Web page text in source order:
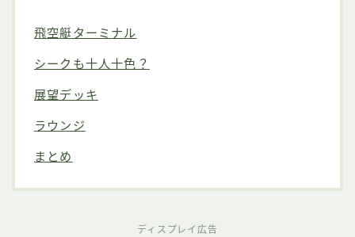
飛空艇ターミナル
シークも十人十色？
展望デッキ
ラウンジ
まとめ
ディスプレイ広告